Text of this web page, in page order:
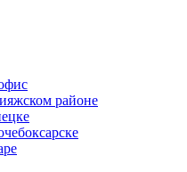
районе